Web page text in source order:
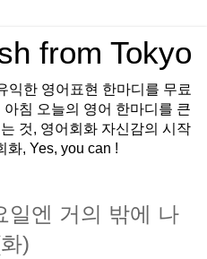
from Tokyo
익한 영어표현 한마디를 무료
침 오늘의 영어 한마디를 큰
것, 영어회화 자신감의 시작
화, Yes, you can !
일엔 거의 밖에 나
)